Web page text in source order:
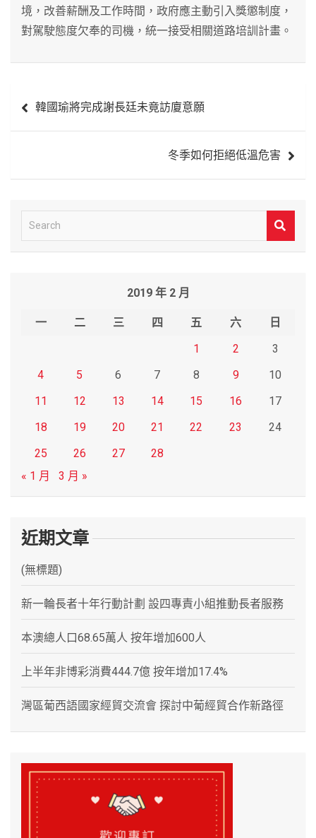
境，改善薪酬及工作時間，政府應主動引入獎懲制度，
對駕駛態度欠奉的司機，統一接受相關道路培訓計畫。
章 韓國瑜將完成謝長廷未竟訪廈意願
冬季如何拒絕低溫危害
e
2019 年 2 月
一 二 三 四 五 六
日
1
2
3
4
5 6 7 8 9
10
11
12 13 14 15 16
17
18
19 20 21 22 23
24
25
26 27
28
« 1 月
3 月 »
近期文章
(無標題)
新一輪長者十年行動計劃 設四專責小組推動長者服務
本澳總人口68.65萬人 按年增加600人
上半年非博彩消費444.7億 按年增加17.4%
灣區葡西語國家經貿交流會 探討中葡經貿合作新路徑